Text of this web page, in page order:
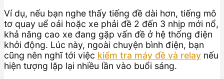
Ví dụ, nếu bạn nghe thấy tiếng đề dài hơn, tiếng mô
tơ quay uể oải hoặc xe phải đề 2 đến 3 nhịp mới nổ,
khả năng cao xe đang gặp vấn đề ở hệ thống điện
khởi động. Lúc này, ngoài chuyện bình điện, bạn
cũng nên nghĩ tới việc kiểm tra máy đề và relay nếu
hiện tượng lặp lại nhiều lần vào buổi sáng.